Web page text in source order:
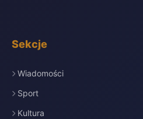
Sekcje
Wiadomości
Sport
Kultura